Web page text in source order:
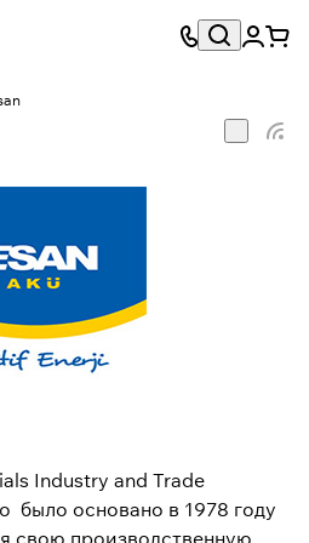
Industry and Trade
было основано в 1978 году
свою производственную